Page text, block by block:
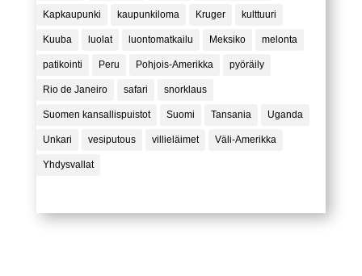
Kapkaupunki kaupunkiloma Kruger kulttuuri
Kuuba luolat luontomatkailu Meksiko melonta
patikointi Peru Pohjois-Amerikka pyöräily
Rio de Janeiro safari snorklaus
Suomen kansallispuistot Suomi Tansania Uganda
Unkari vesiputous villieläimet Väli-Amerikka
Yhdysvallat